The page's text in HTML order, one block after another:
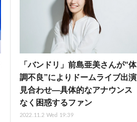
「バンドリ」前島亜美さんが“体
調不良”によりドームライブ出演
見合わせ―具体的なアナウンス
なく困惑するファン
2022.11.2 Wed 19:39